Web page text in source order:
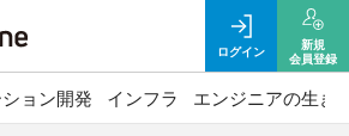
ログイン
新規
会員登録
ョン開発 インフラ エンジニアの生き